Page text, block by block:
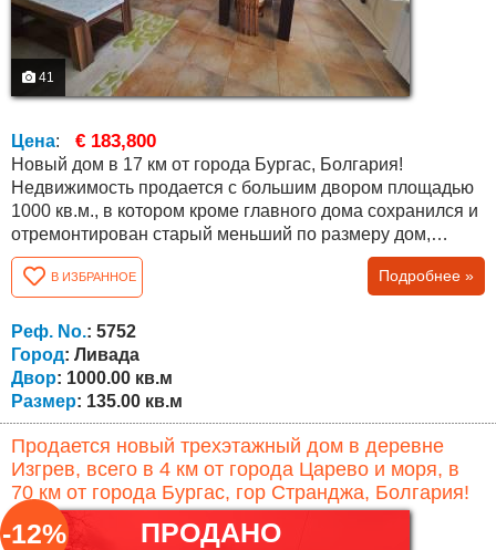
41
Цена: € 183,800
Новый дом в 17 км от города Бургас, Болгария!
Недвижимость продается с большим двором площадью
1000 кв.м., в котором кроме главного дома сохранился и
отремонтирован старый меньший по размеру дом,
представляющий собой гостевой дом. Во дворе также
есть летняя кухня 21 кв.м., дополнительные складские
постройки площадью 30 кв.м. Дом в отличном состоянии
с разрешением на эксплуатацию от 2016 года, площадью
135 кв.м. оформлена с...
В ИЗБРАННОЕ Подробнее »
Реф. No.: 5752
Город: Ливада
Двор: 1000.00 кв.м
Размер: 135.00 кв.м
Продается новый трехэтажный дом в деревне
Изгрев, всего в 4 км от города Царево и моря, в
70 км от города Бургас, гор Странджа, Болгария!
ПРОДАНО
-12%